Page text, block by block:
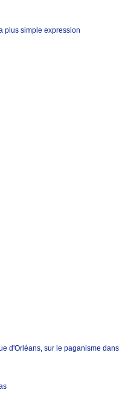
plus simple expression
d'Orléans, sur le paganisme